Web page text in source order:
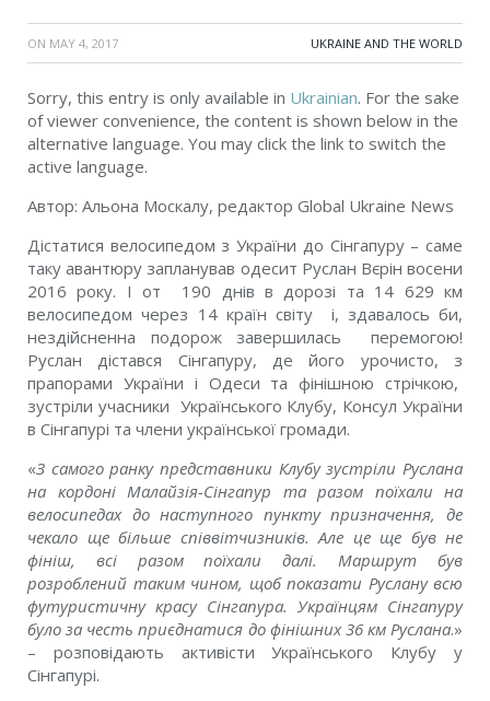
ON MAY 4, 2017 UKRAINE AND THE WORLD
Sorry, this entry is only available in Ukrainian. For the sake
of viewer convenience, the content is shown below in the
alternative language. You may click the link to switch the
active language.
Автор: Альона Москалу, редактор Global Ukraine News
Дістатися велосипедом з України до Сінгапуру – саме
таку авантюру запланував одесит Руслан Вєрін восени
2016 року. І от 190 днів в дорозі та 14 629 км
велосипедом через 14 країн світу і, здавалось би,
нездійсненна подорож завершилась перемогою!
Руслан дістався Сінгапуру, де його урочисто, з
прапорами України і Одеси та фінішною стрічкою,
зустріли учасники Українського Клубу, Консул України
в Сінгапурі та члени української громади.
«З самого ранку представники Клубу зустріли Руслана
на кордоні Малайзія-Сінгапур та разом поїхали на
велосипедах до наступного пункту призначення, де
чекало ще більше співвітчизників. Але це ще був не
фініш, всі разом поїхали далі. Маршрут був
розроблений таким чином, щоб показати Руслану всю
футуристичну красу Сінгапура. Українцям Сінгапуру
було за честь приєднатися до фінішних 36 км Руслана.»
– розповідають активісти Українського Клубу у
Сінгапурі.